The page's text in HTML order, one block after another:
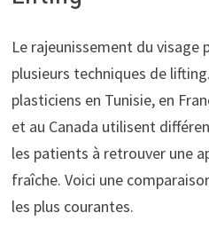
Le rajeunissement du visage
plusieurs techniques de
plasticiens en Tunisie, en
et au Canada utilisent
les patients à retrouver une
fraîche. Voici une
les plus courantes.